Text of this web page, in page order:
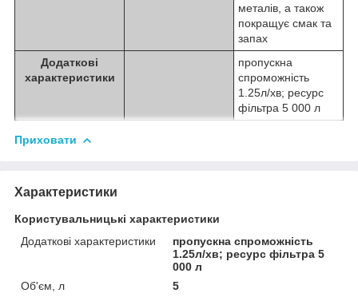
металів, а також
покращує смак та
запах
Додаткові
характеристики
пропускна
спроможність
1.25л/хв; ресурс
фільтра 5 000 л
Приховати
Характеристики
Користувальницькі характеристики
Додаткові характеристики
пропускна спроможність
1.25л/хв; ресурс фільтра 5
000 л
Об'єм, л
5